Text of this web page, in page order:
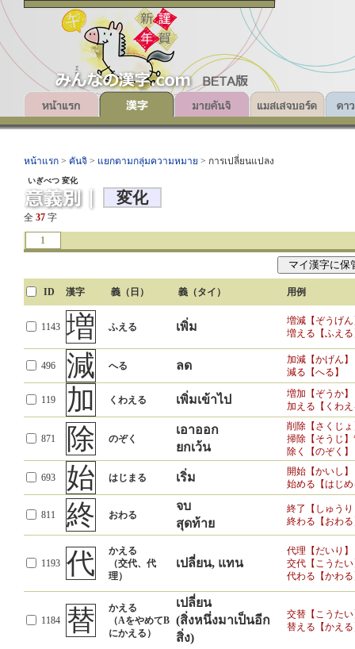
หน้าแรก > คันจิ > แยกตามกลุ่มความหมาย > การเปลี่ยนแปลง
いぎべつ 変化
変化
全 37 字
1
ID 漢字 義（日） 義（タイ） 用例
1143 増 ふえる เพิ่ม
増減【ぞうげ
増える【ふえ
496 減 へる ลด
加減【かげん】
減る【へる】
119 加 くわえる เพิ่มเข้าไป
増加【ぞうか】
加える【くわ
871 除 のぞく
เอาออก
ยกเว้น
削除【さくじ
掃除【そうじ
除く【のぞく】
693 始 はじまる เริ่ม
開始【かいし】
始める【はじ
811 終 おわる
จบ
สุดท้าย
終了【しゅう
終わる【おわ
1193 代
かえる
（交代、代
理）
เปลี่ยน, แทน
代理【だいり】
交代【こうた
代わる【かわ
1184 替
かえる
（AをやめてB
にかえる）
เปลี่ยน
(สิ่งหนึ่งมาเป็นอีก
สิ่ง)
交替【こうた
替える【かえ